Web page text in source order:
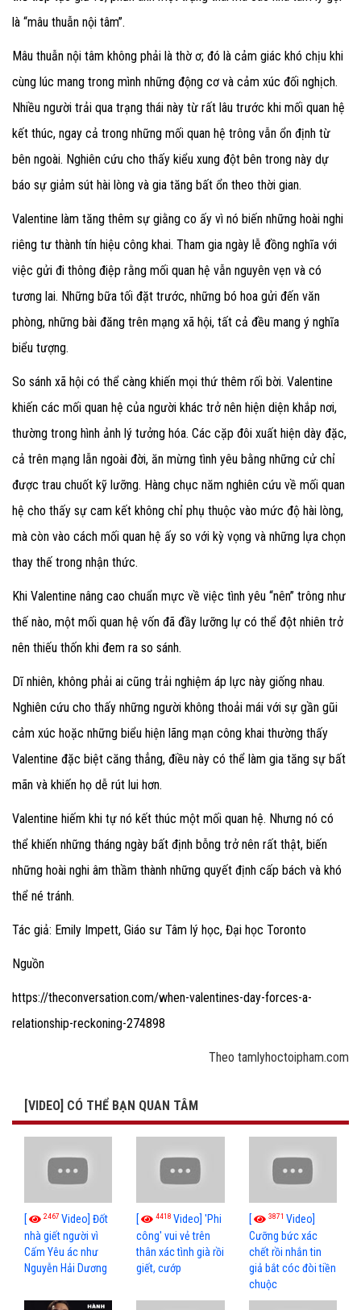
là “mâu thuẫn nội tâm”.
Mâu thuẫn nội tâm không phải là thờ ơ; đó là cảm giác khó chịu khi
cùng lúc mang trong mình những động cơ và cảm xúc đối nghịch.
Nhiều người trải qua trạng thái này từ rất lâu trước khi mối quan hệ
kết thúc, ngay cả trong những mối quan hệ trông vẫn ổn định từ
bên ngoài. Nghiên cứu cho thấy kiểu xung đột bên trong này dự
báo sự giảm sút hài lòng và gia tăng bất ổn theo thời gian.
Valentine làm tăng thêm sự giằng co ấy vì nó biến những hoài nghi
riêng tư thành tín hiệu công khai. Tham gia ngày lễ đồng nghĩa với
việc gửi đi thông điệp rằng mối quan hệ vẫn nguyên vẹn và có
tương lai. Những bữa tối đặt trước, những bó hoa gửi đến văn
phòng, những bài đăng trên mạng xã hội, tất cả đều mang ý nghĩa
biểu tượng.
So sánh xã hội có thể càng khiến mọi thứ thêm rối bời. Valentine
khiến các mối quan hệ của người khác trở nên hiện diện khắp nơi,
thường trong hình ảnh lý tưởng hóa. Các cặp đôi xuất hiện dày đặc,
cả trên mạng lẫn ngoài đời, ăn mừng tình yêu bằng những cử chỉ
được trau chuốt kỹ lưỡng. Hàng chục năm nghiên cứu về mối quan
hệ cho thấy sự cam kết không chỉ phụ thuộc vào mức độ hài lòng,
mà còn vào cách mối quan hệ ấy so với kỳ vọng và những lựa chọn
thay thế trong nhận thức.
Khi Valentine nâng cao chuẩn mực về việc tình yêu “nên” trông như
thế nào, một mối quan hệ vốn đã đầy lưỡng lự có thể đột nhiên trở
nên thiếu thốn khi đem ra so sánh.
Dĩ nhiên, không phải ai cũng trải nghiệm áp lực này giống nhau.
Nghiên cứu cho thấy những người không thoải mái với sự gần gũi
cảm xúc hoặc những biểu hiện lãng mạn công khai thường thấy
Valentine đặc biệt căng thẳng, điều này có thể làm gia tăng sự bất
mãn và khiến họ dễ rút lui hơn.
Valentine hiếm khi tự nó kết thúc một mối quan hệ. Nhưng nó có
thể khiến những tháng ngày bất định bỗng trở nên rất thật, biến
những hoài nghi âm thầm thành những quyết định cấp bách và khó
thể né tránh.
Tác giả: Emily Impett, Giáo sư Tâm lý học, Đại học Toronto
Nguồn
https://theconversation.com/when-valentines-day-forces-a-
relationship-reckoning-274898
Theo tamlyhoctoipham.com
[VIDEO] CÓ THỂ BẠN QUAN TÂM
[ 2467 Video] Đốt
nhà giết người vì
Cấm Yêu ác như
Nguyễn Hải Dương
[ 4418Video] 'Phi
công' vui vẻ trên
thân xác tình già rồi
giết, cướp
[ 3871 Video]
Cưỡng bức xác
chết rồi nhắn tin
giả bắt cóc đòi tiền
chuộc